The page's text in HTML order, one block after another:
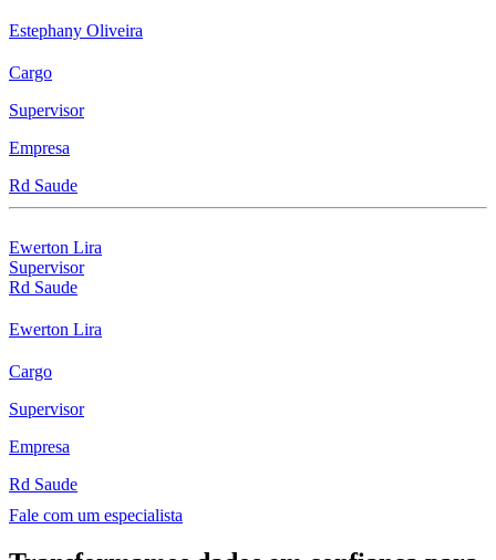
Estephany Oliveira
Cargo
Supervisor
Empresa
Rd Saude
Ewerton Lira
Supervisor
Rd Saude
Ewerton Lira
Cargo
Supervisor
Empresa
Rd Saude
Fale com um especialista